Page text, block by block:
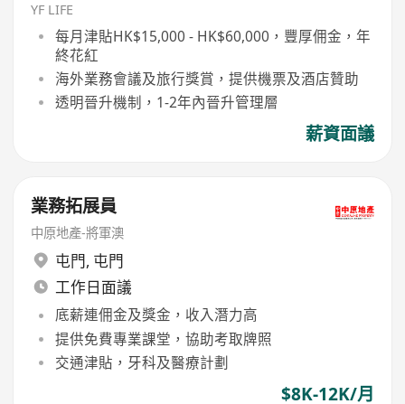
YF LIFE
每月津貼HK$15,000 - HK$60,000，豐厚佣金，年
終花紅
海外業務會議及旅行獎賞，提供機票及酒店贊助
透明晉升機制，1-2年內晉升管理層
薪資面議
業務拓展員
中原地產-將軍澳
屯門, 屯門
工作日面議
底薪連佣金及獎金，收入潛力高
提供免費專業課堂，協助考取牌照
交通津貼，牙科及醫療計劃
$8K-12K/月